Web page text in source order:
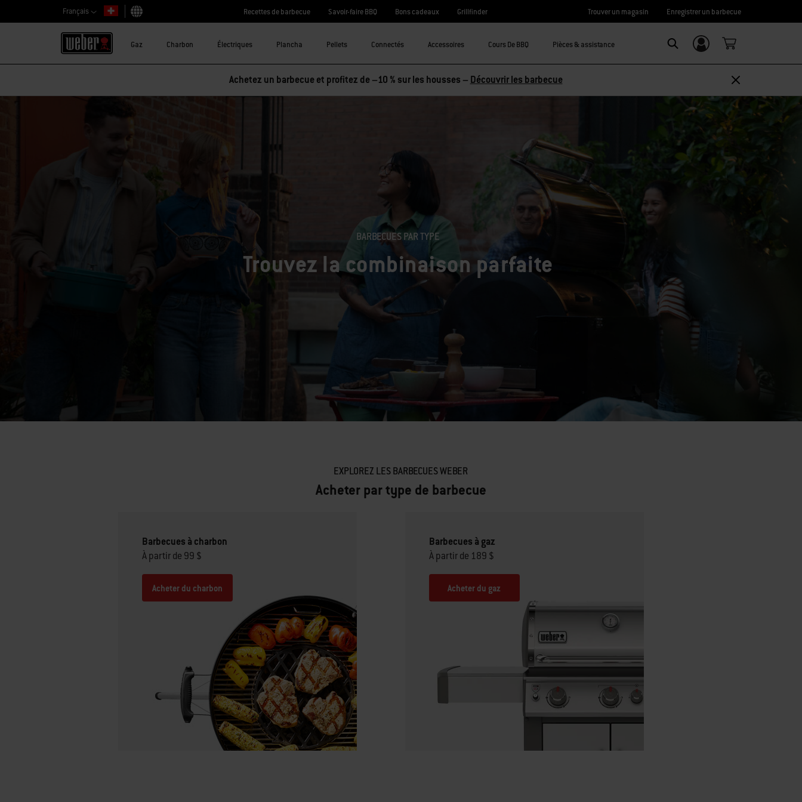
Français
Choisir un pays
Recettes de barbecue Savoir-faire BBQ Bons cadeaux Grillfinder Trouver un magasin Enregistrer un barbecue
Gaz Charbon Électriques Plancha Pellets Connectés Accessoires Cours De BBQ Pièces & assistance
Se connecter/
S’inscrire
Achetez un barbecue et profitez de –10 % sur les housses – Découvrir les barbecue
BARBECUES PAR TYPE
Trouvez la combinaison parfaite
EXPLOREZ LES BARBECUES WEBER
Acheter par type de barbecue
Barbecues à charbon
À partir de 99 $
Acheter du charbon
Barbecues à gaz
À partir de 189 $
Acheter du gaz